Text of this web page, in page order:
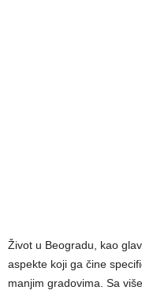
Život u Beogradu, kao
aspekte koji ga čine
manjim gradovima. Sa